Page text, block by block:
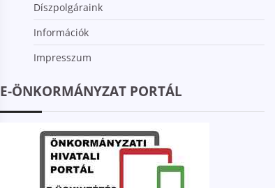
Díszpolgáraink
Információk
Impresszum
E-ÖNKORMÁNYZAT PORTÁL